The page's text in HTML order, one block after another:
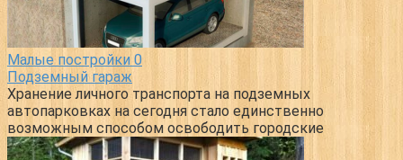
Малые постройки 0
Подземный гараж
Хранение личного транспорта на подземных
автопарковках на сегодня стало единственно
возможным способом освободить городские